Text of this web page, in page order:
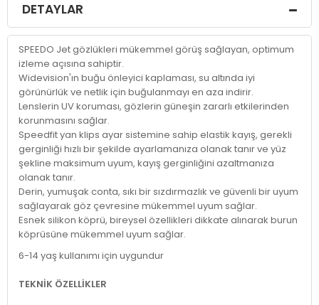
DETAYLAR
SPEEDO Jet gözlükleri mükemmel görüş sağlayan, optimum
izleme açısına sahiptir.
Widevision'ın buğu önleyici kaplaması, su altında iyi
görünürlük ve netlik için buğulanmayı en aza indirir.
Lenslerin UV koruması, gözlerin güneşin zararlı etkilerinden
korunmasını sağlar.
Speedfit yan klips ayar sistemine sahip elastik kayış, gerekli
gerginliği hızlı bir şekilde ayarlamanıza olanak tanır ve yüz
şekline maksimum uyum, kayış gerginliğini azaltmanıza
olanak tanır.
Derin, yumuşak conta, sıkı bir sızdırmazlık ve güvenli bir uyum
sağlayarak göz çevresine mükemmel uyum sağlar.
Esnek silikon köprü, bireysel özellikleri dikkate alınarak burun
köprüsüne mükemmel uyum sağlar.
6-14 yaş kullanımı için uygundur
TEKNİK ÖZELLİKLER